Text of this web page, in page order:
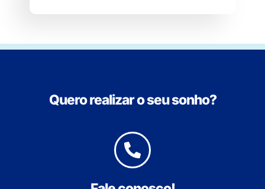
Quero realizar o seu sonho?